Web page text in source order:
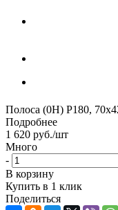
Полоса (0H) P180,
Подробнее
1 620 руб./шт
Много
-
В корзину
Купить в 1 клик
Поделиться